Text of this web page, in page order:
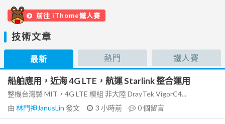
前往 iThome鐵人賽
技術文章
最新 熱門 鐵人賽
船舶應用，近海 4G LTE，航運 Starlink 整合運用
整機台灣製 MIT，4G LTE 模組 非大陸 DrayTek VigorC4...
由 林門神JanusLin 發文 3 小時前 0個留言